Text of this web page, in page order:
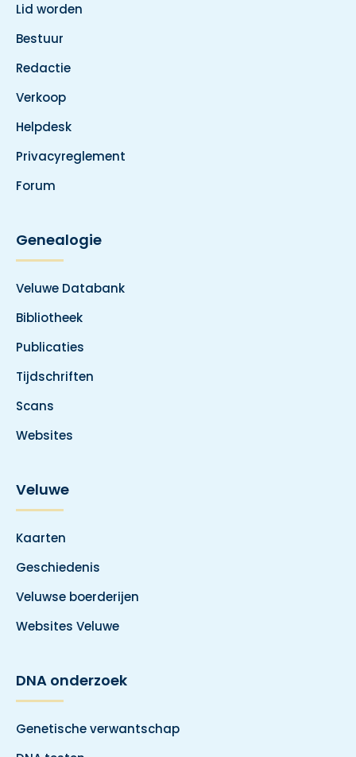
Lid worden
Bestuur
Redactie
Verkoop
Helpdesk
Privacyreglement
Forum
Genealogie
Veluwe Databank
Bibliotheek
Publicaties
Tijdschriften
Scans
Websites
Veluwe
Kaarten
Geschiedenis
Veluwse boerderijen
Websites Veluwe
DNA onderzoek
Genetische verwantschap